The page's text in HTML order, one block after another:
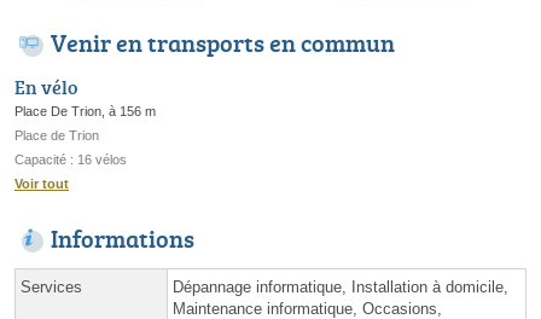
Venir en transports en commun
En vélo
Place De Trion, à 156 m
Place de Trion
Capacité : 16 vélos
Voir tout
Informations
Services
Dépannage informatique, Installation à domicile,
Maintenance informatique, Occasions,